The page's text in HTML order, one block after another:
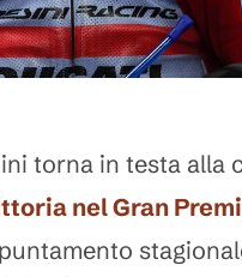
torna in testa alla
nel Gran